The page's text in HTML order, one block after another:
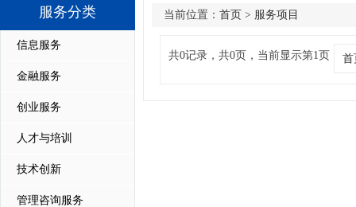
服务分类
信息服务
金融服务
创业服务
人才与培训
技术创新
管理咨询服务
当前位置： 首页 > 服务项目
共0记录，共0页，当前显示第1页 首